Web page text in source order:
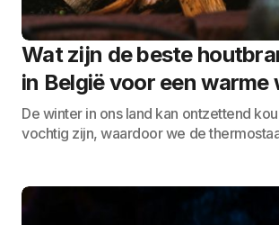
Wat zijn de beste
in België voor een warme
De winter in ons land kan ontzettend
vochtig zijn, waardoor we de